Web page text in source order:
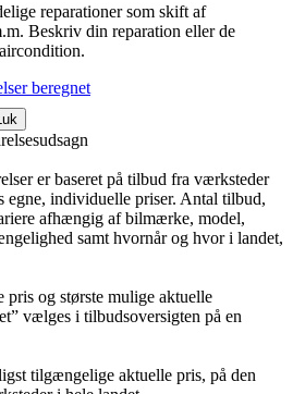
reparationer som skift af
Beskriv din reparation eller de
beregnet
er baseret på tilbud fra værksteder
egne, individuelle priser. Antal tilbud,
afhængig af bilmærke, model,
samt hvornår og hvor i landet,
pris og største mulige aktuelle
vælges i tilbudsoversigten på en
tilgængelige aktuelle pris, på den